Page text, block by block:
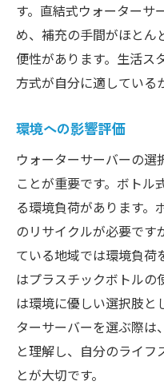
す。直結式ウォーターサ
め、補充の手間がほとん
便性があります。生活ス
方式が自分に適している
環境への影響評価
ウォーターサーバーの選
ことが重要です。ボトル
る環境負荷があります。
のリサイクルが必要です
ている地域では環境負荷
はプラスチックボトルの
は環境に優しい選択肢と
ターサーバーを選ぶ際は
と理解し、自分のライフ
とが大切です。